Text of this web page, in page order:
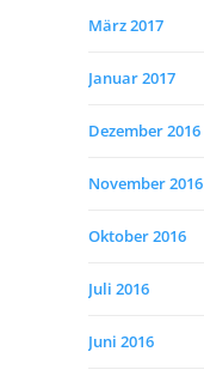
März 2017
Januar 2017
Dezember 2016
November 2016
Oktober 2016
Juli 2016
Juni 2016